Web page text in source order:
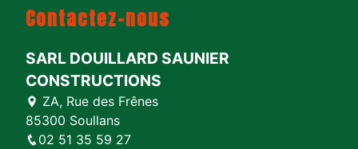
Contactez-nous
SARL DOUILLARD SAUNIER
CONSTRUCTIONS
ZA, Rue des Frênes
85300 Soullans
02 51 35 59 27